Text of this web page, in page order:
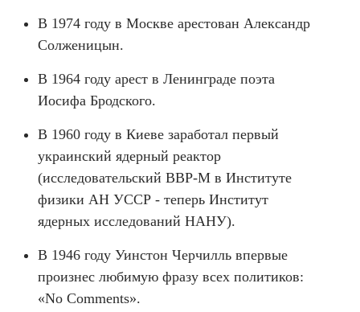
В 1974 году в Москве арестован Александр
Солженицын.
В 1964 году арест в Ленинграде поэта
Иосифа Бродского.
В 1960 году в Киеве заработал первый
украинский ядерный реактор
(исследовательский ВВР-М в Институте
физики АН УССР - теперь Институт
ядерных исследований НАНУ).
В 1946 году Уинстон Черчилль впервые
произнес любимую фразу всех политиков:
«No Comments».